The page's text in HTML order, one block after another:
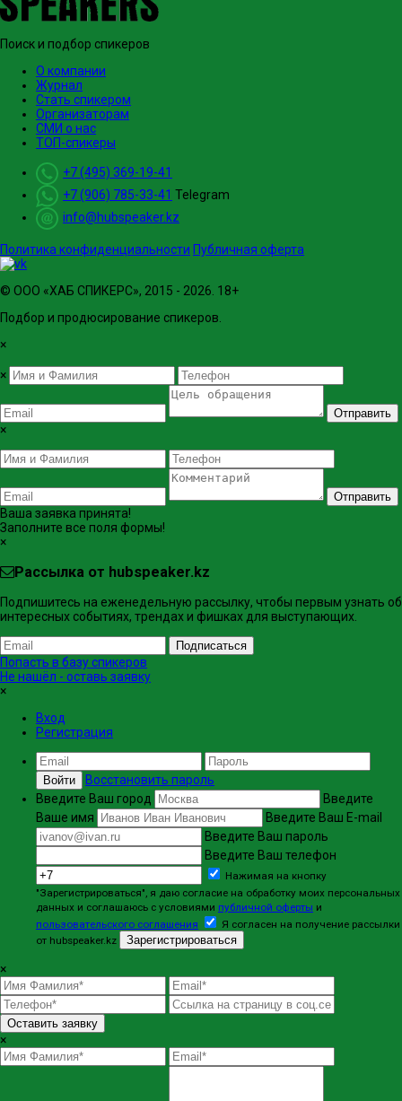
Поиск и подбор спикеров
О компании
Журнал
Стать спикером
Организаторам
СМИ о нас
ТОП-спикеры
+7 (495) 369-19-41
+7 (906) 785-33-41 Telegram
info@hubspeaker.kz
Политика конфиденциальности Публичная оферта
© ООО «ХАБ СПИКЕРС», 2015 - 2026. 18+
Подбор и продюсирование спикеров.
×
×
Отправить
×
Отправить
Ваша заявка принята!
Заполните все поля формы!
×
Рассылка от hubspeaker.kz
Подпишитесь на еженедельную рассылку, чтобы первым узнать об
интересных событиях, трендах и фишках ​для выступающих.
Подписаться
Попасть в базу спикеров
Не нашёл - оставь заявку
×
Вход
Регистрация
Войти
Восстановить пароль
Введите Ваш город
Введите
Ваше имя
Введите Ваш E-mail
Введите Ваш пароль
Введите Ваш телефон
Нажимая на кнопку
"Зарегистрироваться", я даю согласие на обработку моих персональных
данных и соглашаюсь с условиями публичной оферты и
пользовательского соглашения
Я согласен на получение рассылки
от hubspeaker.kz
Зарегистрироваться
×
Оставить заявку
×